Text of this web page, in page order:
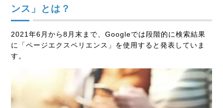
ンス」とは？
2021年6月から8月末まで、Googleでは段階的に検索結果
に「ページエクスペリエンス」を使用すると発表していま
す。